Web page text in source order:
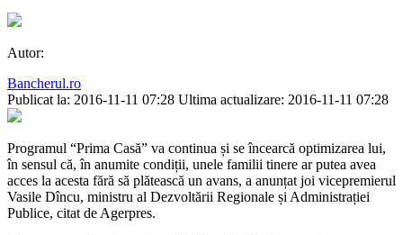
Autor:
Bancherul.ro
Publicat la: 2016-11-11 07:28 Ultima actualizare: 2016-11-11 07:28
Programul “Prima Casă” va continua și se încearcă optimizarea lui,
în sensul că, în anumite condiții, unele familii tinere ar putea avea
acces la acesta fără să plătească un avans, a anunțat joi vicepremierul
Vasile Dîncu, ministru al Dezvoltării Regionale și Administrației
Publice, citat de Agerpres.